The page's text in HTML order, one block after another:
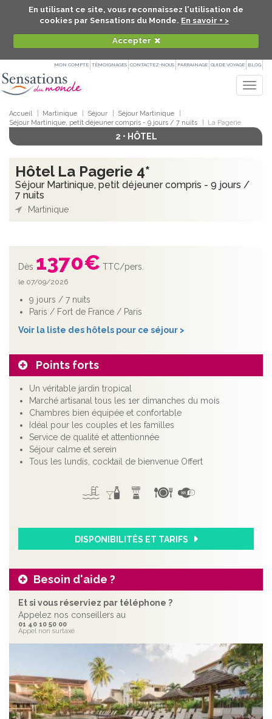
En utilisant ce site, vous reconnaissez l'utilisation de
cookies par Sensations du Monde. En savoir + >
Accepter
MON COMPTE TÉMOIGNAGES CONTACTEZ-NOUS PARRAINAGE GUIDE VOYAGE BLOG
Accueil Martinique Séjour
Séjour Martinique
Séjour Martinique, petit déjeuner compris - 9 jours / 7 nuits
La Pagerie
2 • HÔTEL
Hôtel La Pagerie 4*
Séjour Martinique, petit déjeuner compris - 9 jours /
7 nuits
Martinique
Dès 1370€ TTC/pers.
le 07/09/2026
9 jours / 7 nuits
Paris / Fort de France / Paris
Voir la liste des hôtels pour ce séjour >
Points forts
Un véritable jardin tropical
Marché artisanal tous les 1er dimanches du mois
Chambres bien équipée et confortable
Idéal pour les couples et les familles
Service de qualité et attentionnée
Séjour calme et serein
Tous les lundis, cocktail de bienvenue Offert
DISPONIBILITÉS ET TARIFS
Besoin d'aide ?
Et si vous réserviez par téléphone ?
Appelez nos conseillers au
01 40 10 50 00
Appel non surtaxé
Précédent